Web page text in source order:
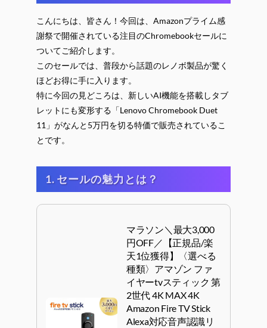
こんにちは、皆さん！今回は、Amazonプライム感
謝祭で開催されている注目のChromebookセールに
ついてご紹介します。
このセールでは、普段から話題のレノボ製品が驚く
ほどお得に手に入ります。
特に今回の見どころは、新しいAI機能を搭載しタブ
レットにも変形する「Lenovo Chromebook Duet
11」がなんと5万円を切る特価で販売されているこ
とです。
1. セールの魅力とは？
マラソン＼最大3,000
円OFF／【正規品/楽
天1位獲得】〈選べる
種類〉アマゾン ファ
イヤーtvスティック 第
2世代 4K MAX 4K
Amazon Fire TV Stick
Alexa対応音声認識リ